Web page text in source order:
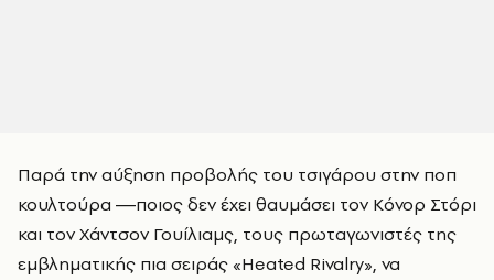
Παρά την αύξηση προβολής του τσιγάρου στην ποπ
κουλτούρα ―ποιος δεν έχει θαυμάσει τον Κόνορ Στόρι
και τον Χάντσον Γουίλιαμς, τους πρωταγωνιστές της
εμβληματικής πια σειράς «Heated Rivalry», να